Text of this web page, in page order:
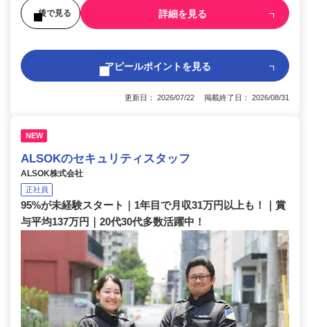
後で見る 詳細を見る
アピールポイントを見る
更新日： 2026/07/22 掲載終了日： 2026/08/31
NEW
ALSOKのセキュリティスタッフ
ALSOK株式会社
正社員
95%が未経験スタート｜1年目で月収31万円以上も！｜賞
与平均137万円｜20代30代多数活躍中！